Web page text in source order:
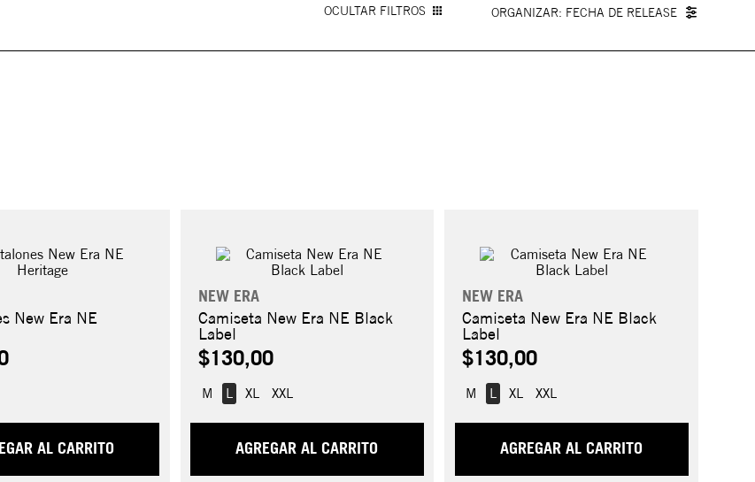
OCULTAR FILTROS FECHA DE RELEASE
New Era NE
AL CARRITO
NEW ERA
Camiseta New Era NE Black
Label
$130,00
L
M XL XXL
AGREGAR AL CARRITO
NEW ERA
Camiseta New Era NE Black
Label
$130,00
L
M XL XXL
AGREGAR AL CARRITO